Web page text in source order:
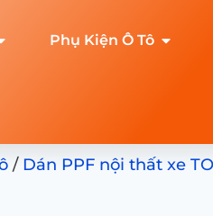
Phụ Kiện Ô Tô
/ Dán PPF nội thất xe